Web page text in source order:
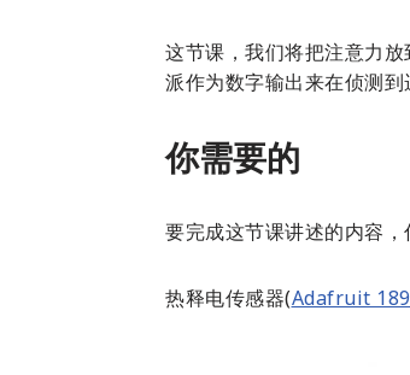
这节课，我们将把注意力
派作为数字输出来在侦测到
你需要的
要完成这节课讲述的内容，
热释电传感器(Adafruit